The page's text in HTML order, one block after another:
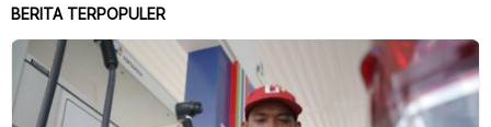
BERITA TERPOPULER